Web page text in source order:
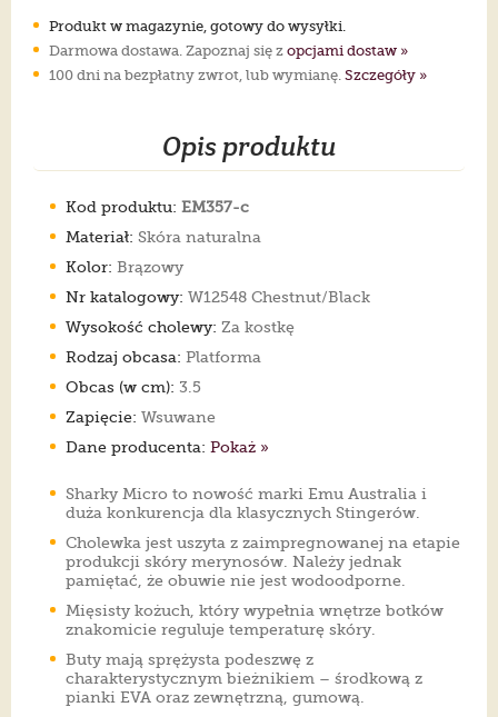
Produkt w magazynie, gotowy do wysyłki.
Darmowa dostawa. Zapoznaj się z opcjami dostaw »
100 dni na bezpłatny zwrot, lub wymianę. Szczegóły »
Opis produktu
Kod produktu: EM357-c
Materiał: Skóra naturalna
Kolor: Brązowy
Nr katalogowy: W12548 Chestnut/Black
Wysokość cholewy: Za kostkę
Rodzaj obcasa: Platforma
Obcas (w cm): 3.5
Zapięcie: Wsuwane
Dane producenta: Pokaż »
Sharky Micro to nowość marki Emu Australia i
duża konkurencja dla klasycznych Stingerów.
Cholewka jest uszyta z zaimpregnowanej na etapie
produkcji skóry merynosów. Należy jednak
pamiętać, że obuwie nie jest wodoodporne.
Mięsisty kożuch, który wypełnia wnętrze botków
znakomicie reguluje temperaturę skóry.
Buty mają sprężysta podeszwę z
charakterystycznym bieżnikiem – środkową z
pianki EVA oraz zewnętrzną, gumową.